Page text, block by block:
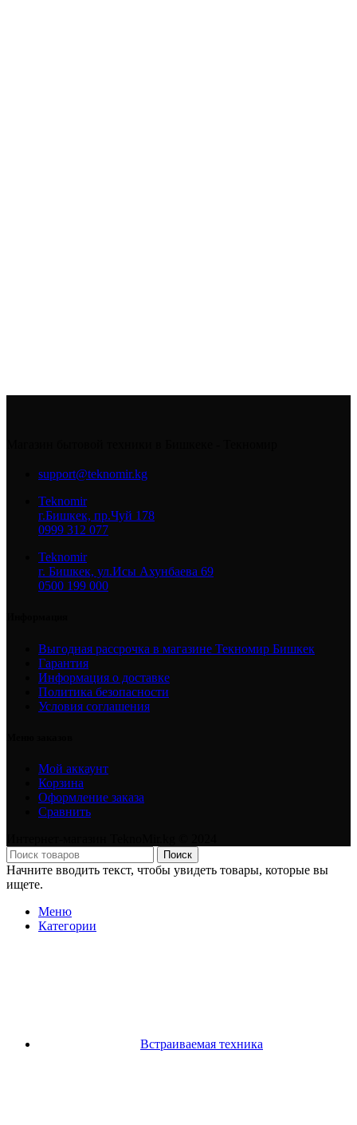
support@teknomir.kg
Teknomir
г.Бишкек, пр.Чуй 178
0999 312 077
Teknomir
г. Бишкек, ул.Исы Ахунбаева 69
0500 199 000
Выгодная рассрочка в магазине Текномир Бишкек
Гарантия
Информация о доставке
Политика безопасности
Условия соглашения
Мой аккаунт
Корзина
Оформление заказа
Сравнить
Поиск
Начните вводить текст, чтобы увидеть товары, которые вы
ищете.
Меню
Категории
Встраиваемая техника